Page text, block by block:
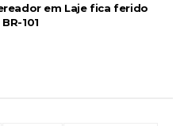
em Laje fica ferido
101